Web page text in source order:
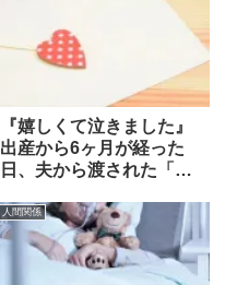
『嬉しくて泣きました』
出産から6ヶ月が経った
日、夫から渡された「封
人間関係